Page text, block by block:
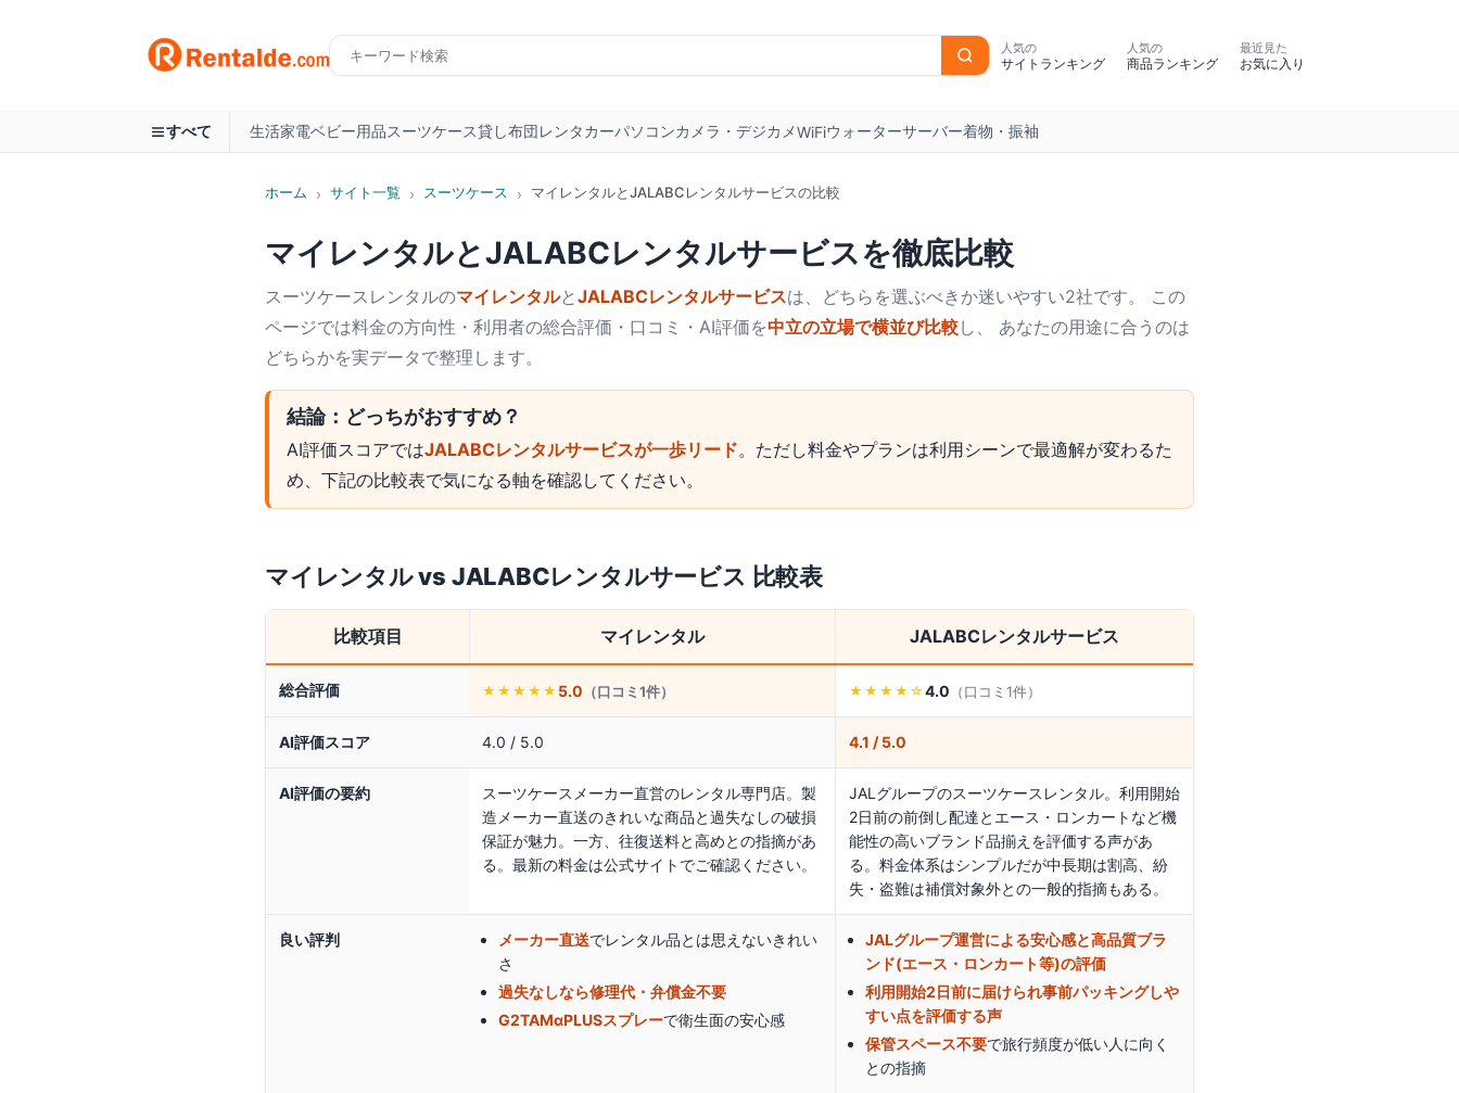
人気の
サイトランキング
人気の
商品ランキング
最近見た
お気に入り
すべて 生活家電ベビー用品スーツケース貸し布団レンタカーパソコンカメラ・デジカメWiFiウォーターサーバー着物・振袖
ホーム › サイト一覧 › スーツケース › マイレンタルとJALABCレンタルサービスの比較
マイレンタルとJALABCレンタルサービスを徹底比較
スーツケース レンタルのマイレンタルとJALABCレンタルサービスは、どちらを選ぶべきか迷いやすい2社です。 この
ページでは料金の方向性・利用者の総合評価・口コミ・AI評価を中立の立場で横並び比較し、 あなたの用途に合うのは
どちらかを実データで整理します。
結論：どっちがおすすめ？
AI評価スコアではJALABCレンタルサービスが一歩リード。ただし料金やプランは利用シーンで最適解が変わるた
め、下記の比較表で気になる軸を確認してください。
マイレンタルvs JALABCレンタルサービス 比較表
比較項目 マイレンタル JALABCレンタルサービス
総合評価 ★★★★★ 5.0 （口コミ1件） ★★★★ ☆ 4.0 （口コミ 1件）
AI評価スコア 4.0 / 5.0 4.1 / 5.0
AI評価の要約
スーツケースメーカー直営のレンタル専門店。製
造メーカー直送のきれいな商品と過失なしの破損
保証が魅力。一方、往復送料と高めとの指摘があ
る。最新の料金は公式サイトでご確認ください。
JALグループのスーツケースレンタル。利用開始
2日前の前倒し配達とエース・ロンカートなど機
能性の高いブランド品揃えを評価する声があ
る。料金体系はシンプルだが中長期は割高、紛
失・盗難は補償対象外との一般的指摘もある。
良い評判 メーカー直送でレンタル品とは思えないきれい
さ
過失なしなら修理代・弁償金不要
G2TAMαPLUSスプレーで衛生面の安心感
JALグループ運営による安心感と高品質ブラ
ンド(エース・ロンカート等)の評価
利用開始2日前に届けられ事前パッキングしや
すい点を評価する声
保管スペース不要で旅行頻度が低い人に向く
との指摘